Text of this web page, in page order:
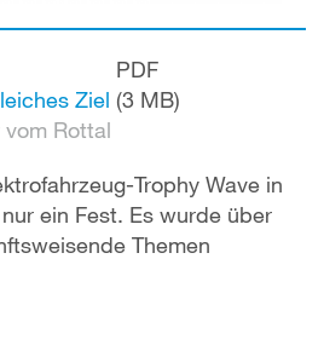
Ziel
PDF
(3 MB)
Rottal
Trophy Wave in
ein Fest. Es wurde über
Themen